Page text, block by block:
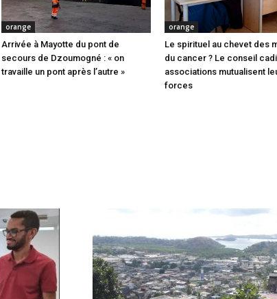
orange
Arrivée à Mayotte du pont de
secours de Dzoumogné : « on
travaille un pont après l’autre »
orange
Le spirituel au chevet des
du cancer ? Le conseil
associations mutualisent
forces